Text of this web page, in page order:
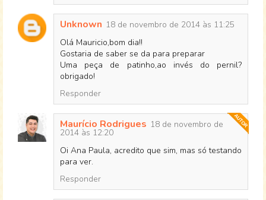
Unknown 18 de novembro de 2014 às 11:25
Olá Mauricio,bom dia!!
Gostaria de saber se da para preparar
Uma peça de patinho,ao invés do pernil?
obrigado!
Responder
Maurício Rodrigues 18 de novembro de
2014 às 12:20
Oi Ana Paula, acredito que sim, mas só testando
para ver.
Responder